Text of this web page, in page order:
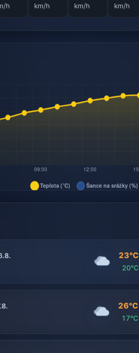
h
km/h
km/h
km/h
23°C
20°C
26°C
17°C